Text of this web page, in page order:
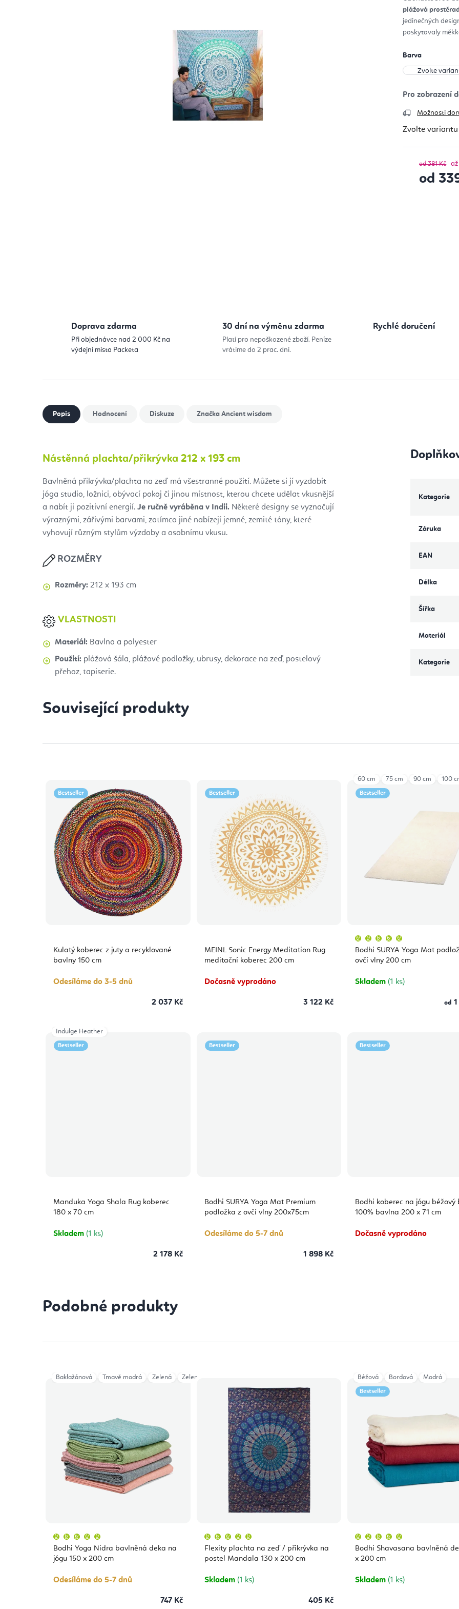
z
5
plážová
jedinečných
poskytovaly
Barva
Možnosti
Zvolte variantu
od 381 Kč až
od
Doprava zdarma
Při objednávce nad 2 000 Kč na
výdejní místa Packeta
30 dní na výměnu zdarma
Platí pro nepoškozené zboží. Peníze
vrátíme do 2 prac. dní.
Rychlé doručení
Popis Hodnocení Diskuze Značka Ancient wisdom
Nástěnná plachta/přikrývka 212 x 193 cm
Bavlněná přikrývka/plachta na zeď má všestranné použití. Můžete si jí vyzdobit
jóga studio, ložnici, obývací pokoj či jinou místnost, kterou chcete udělat vkusnější
a nabít ji pozitivní energií. Je ručně vyráběna v Indii. Některé designy se vyznačují
výraznými, zářivými barvami, zatímco jiné nabízejí jemné, zemité tóny, které
vyhovují různým stylům výzdoby a osobnímu vkusu.
ROZMĚRY
Rozměry: 212 x 193 cm
VLASTNOSTI
Materiál: Bavlna a polyester
Použití: plážová šála, plážové podložky, ubrusy, dekorace na zeď, postelový
přehoz, tapiserie.
Kategorie
Záruka
EAN
Délka
Šířka
Materiál
Kategorie
Související produkty
Bestseller
Kulatý koberec z juty a recyklované
bavlny 150 cm
Odesíláme do 3-5 dnů
2 037 Kč
Bestseller
MEINL Sonic Energy Meditation Rug
meditační koberec 200 cm
Dočasně vyprodáno
3 122 Kč
Bestseller
Bodhi SURYA Yoga Mat
ovčí vlny 200 cm
produktu
je
5,0
hvězdiček.
Skladem (1 ks)
od
60 cm 75 cm 90 cm 100
Bestseller
Manduka Yoga Shala Rug koberec
180 x 70 cm
Skladem (1 ks)
2 178 Kč
Indulge Heather
Bestseller
Bodhi SURYA Yoga Mat Premium
podložka z ovčí vlny 200x75cm
Odesíláme do 5-7 dnů
1 898 Kč
Bestseller
Bodhi koberec na jógu béžový
100% bavlna 200 x 71 cm
Dočasně vyprodáno
Podobné produkty
Bodhi Yoga Nidra bavlněná deka na
jógu 150 x 200 cm
produktu
je
5,0
hvězdiček.
Odesíláme do 5-7 dnů
747 Kč
Baklažánová Tmavě modrá Zelená Zelenomodrá
Flexity plachta na zeď / přikrývka na
postel Mandala 130 x 200 cm
produktu
je
5,0
hvězdiček.
Skladem (1 ks)
405 Kč
Bestseller
Bodhi Shavasana bavlněná
x 200 cm
produktu
je
hvězdiček.
Skladem (1 ks)
Béžová Bordová Modrá